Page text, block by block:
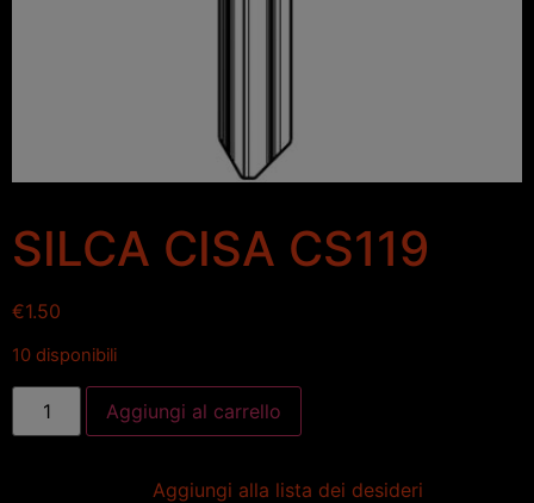
SILCA CISA CS119
€1.50
10 disponibili
Aggiungi al carrello
Aggiungi alla lista dei desideri